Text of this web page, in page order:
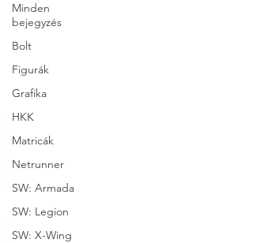
Minden
bejegyzés
Bolt
Figurák
Grafika
HKK
Matricák
Netrunner
SW: Armada
SW: Legion
SW: X-Wing